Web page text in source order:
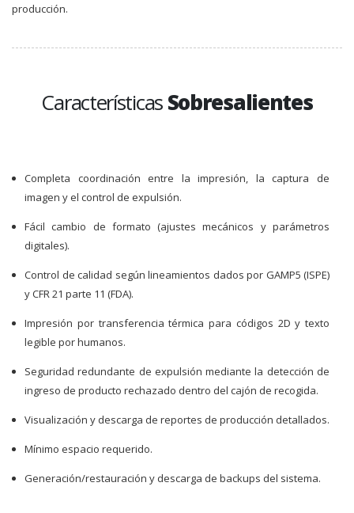
producción.
CaracterísticasSobresalientes
Completa coordinación entre la impresión, la captura de
imagen y el control de expulsión.
Fácil cambio de formato (ajustes mecánicos y parámetros
digitales).
Control de calidad según lineamientos dados por GAMP5 (ISPE)
y CFR 21 parte 11 (FDA).
Impresión por transferencia térmica para códigos 2D y texto
legible por humanos.
Seguridad redundante de expulsión mediante la detección de
ingreso de producto rechazado dentro del cajón de recogida.
Visualización y descarga de reportes de producción detallados.
Mínimo espacio requerido.
Generación/restauración y descarga de backups del sistema.